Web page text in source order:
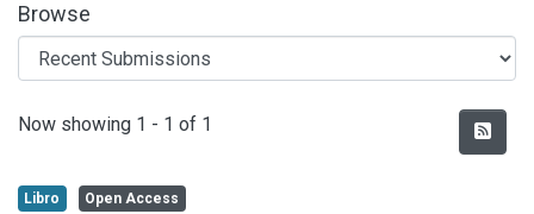
Browse
Recent Submissions
Now showing 1 - 1 of 1
Libro Open Access